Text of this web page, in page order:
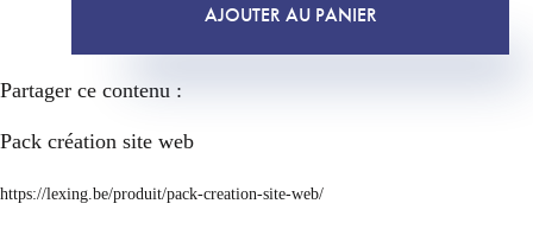
AJOUTER AU PANIER
Partager ce contenu :
Pack création site web
https://lexing.be/produit/pack-creation-site-web/